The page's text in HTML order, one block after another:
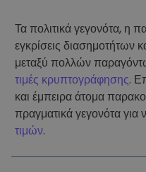
Τα πολιτικά γεγονότα, η
εγκρίσεις διασημοτήτων
μεταξύ πολλών
τιμές κρυπτογράφησης.
και έμπειρα άτομα
πραγματικά γεγονότα
τιμών.